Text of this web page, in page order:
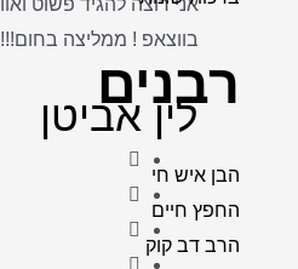
רבנים
הבן איש חי
החפץ חיים
הרב דב קוק
בווצאפ ! ממליצה בחום!!!
לין אביטן